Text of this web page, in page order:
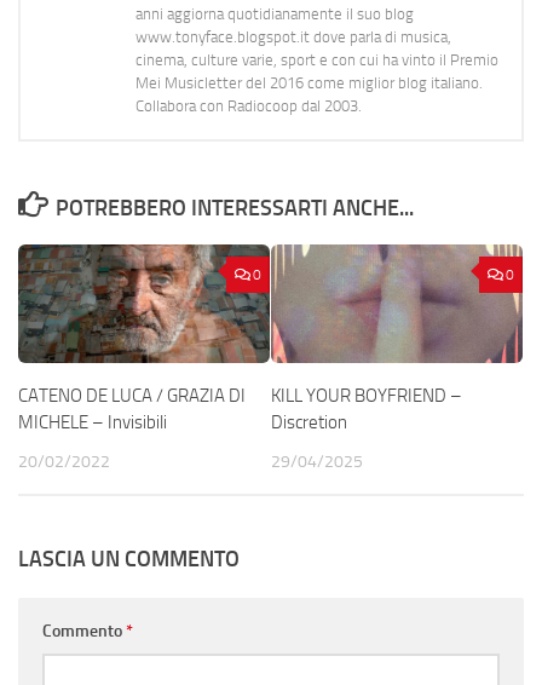
anni aggiorna quotidianamente il suo blog
www.tonyface.blogspot.it dove parla di musica,
cinema, culture varie, sport e con cui ha vinto il Premio
Mei Musicletter del 2016 come miglior blog italiano.
Collabora con Radiocoop dal 2003.
POTREBBERO INTERESSARTI ANCHE...
0
CATENO DE LUCA / GRAZIA DI
MICHELE – Invisibili
20/02/2022
0
KILL YOUR BOYFRIEND –
Discretion
29/04/2025
LASCIA UN COMMENTO
Commento*